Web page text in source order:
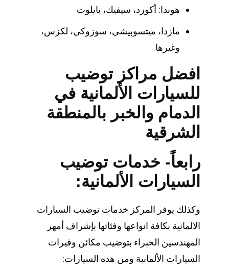
هوندا: أكورد، سيفيك، بايلوت
مازدا، ميتسوبيشي، سوزوكي، لكزس،
وغيرها
افضل مراكز توضيب
للسيارات الألمانية في
الدمام والخبر بالمنطقة
الشرقية
رابعاً- خدمات توضيب
السيارات الألمانية:
وكذلك يوفر المركز خدمات توضيب السيارات
الالمانية بكافة انواعها وفئاتها بإشراف أمهر
المهندسين الخبراء بتوضيب مكائن وقيرات
السيارات الألمانية ومن هذه السيارات: